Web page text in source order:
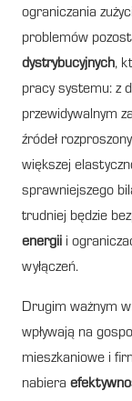
ograniczania
problemów
dystrybucyjnych,
pracy systemu: z
przewidywalnym
źródeł
większej
sprawniejszego
trudniej będzie
energii i
wyłączeń.
Drugim ważnym
wpływają na
mieszkaniowe i
nabiera